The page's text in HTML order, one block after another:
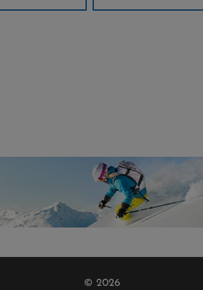
© 2026